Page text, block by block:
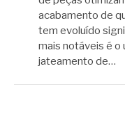
acabamento de
tem evoluído
mais notáveis é o
jateamento de…